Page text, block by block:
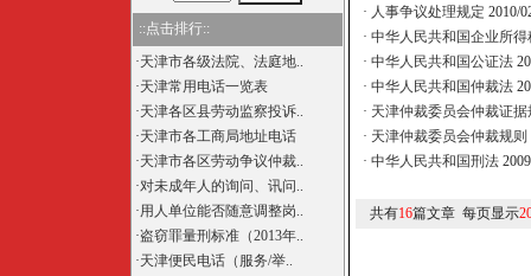
::点击排行::
·天津市各级法院、法庭地..
·天津常用电话一览表
·天津各区县劳动监察投诉..
·天津市各工商局地址电话
·天津市各区劳动争议仲裁..
·对未成年人的询问、讯问..
·用人单位能否随意调整岗..
·盗窃罪量刑标准（2013年..
·天津便民电话（服务/举..
· 人事争议处理规定 2010/
· 中华人民共和国企业所得
· 中华人民共和国公证法
· 中华人民共和国仲裁法
· 天津仲裁委员会仲裁证据
· 天津仲裁委员会仲裁规则
· 中华人民共和国刑法
共有16篇文章 每页显示